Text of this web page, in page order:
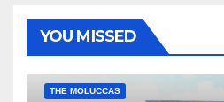
YOU MISSED
THE MOLUCCAS